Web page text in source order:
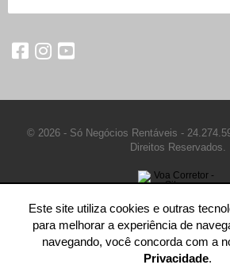
© 2026 - Só Negócios Rentáveis -
Direitos Reservados.
Este site utiliza cookies e outras
para melhorar a experiência de
navegando, você concorda com a
Privacidade.